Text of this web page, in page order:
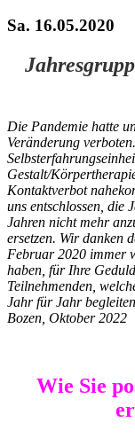
Sa. 16.05.2020
Die Pandemie hatte
Veränderung
Gestalt/
Kontaktverbot
uns entschlossen, die
Jahren nicht mehr
ersetzen. Wir danken
Februar 2020 immer
haben, für Ihre
Teilnehmenden ,
Jahr für Jahr
Bozen, Oktober 2022
Wie Sie